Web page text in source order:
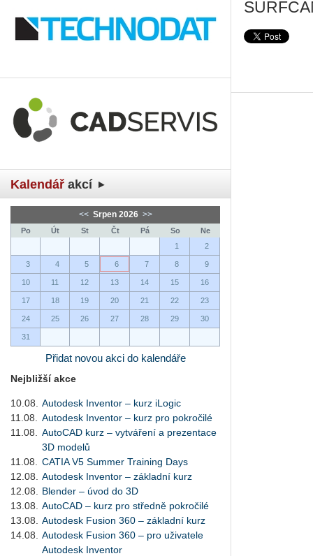
Kalendář akcí
<< Srpen 2026 >>
Po Út St Čt Pá So
Ne
1
2
3 4 5 6 7 8 9
10 11 12 13 14 15 16
17 18 19 20 21 22 23
24 25 26 27 28 29 30
31
Přidat novou akci do kalendáře
Nejbližší akce
10.08.
Autodesk Inventor – kurz iLogic
11.08.
Autodesk Inventor – kurz pro pokročilé
11.08.
AutoCAD kurz – vytváření a prezentace
3D modelů
11.08.
CATIA V5 Summer Training Days
12.08.
Autodesk Inventor – základní kurz
12.08.
Blender – úvod do 3D
13.08.
AutoCAD – kurz pro středně pokročilé
13.08.
Autodesk Fusion 360 – základní kurz
14.08.
Autodesk Fusion 360 – pro uživatele
Autodesk Inventor